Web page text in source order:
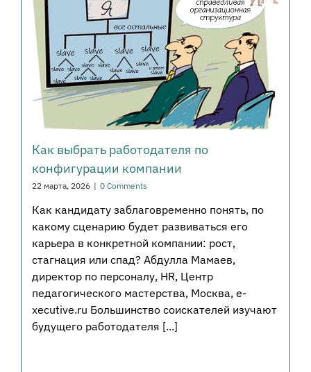
Как выбрать работодателя по
конфигурации компании
22 марта, 2026 | 0 Comments
Как кандидату заблаговременно понять, по
какому сценарию будет развиваться его
карьера в конкретной компании: рост,
стагнация или спад? Абдулла Мамаев,
директор по персоналу, HR, Центр
педагогического мастерства, Москва, e-
xecutive.ru Большинство соискателей изучают
будущего работодателя [...]